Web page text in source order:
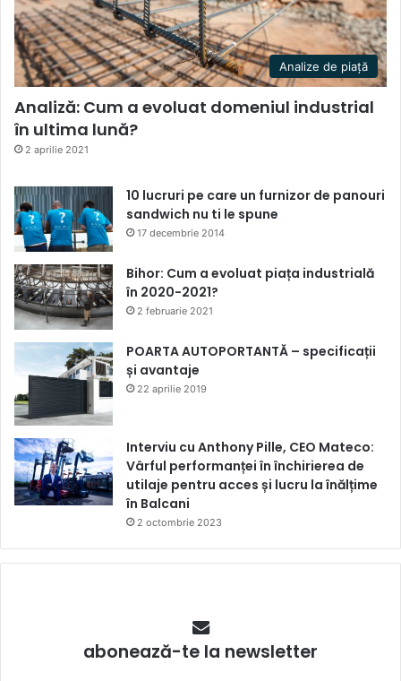
Analize de piață
Analiză: Cum a evoluat domeniul industrial
în ultima lună?
2 aprilie 2021
10 lucruri pe care un furnizor de panouri
sandwich nu ti le spune
17 decembrie 2014
Bihor: Cum a evoluat piața industrială
în 2020-2021?
2 februarie 2021
POARTA AUTOPORTANTĂ – specificații
și avantaje
22 aprilie 2019
Interviu cu Anthony Pille, CEO Mateco:
Vârful performanței în închirierea de
utilaje pentru acces și lucru la înălțime
în Balcani
2 octombrie 2023
abonează-te la newsletter